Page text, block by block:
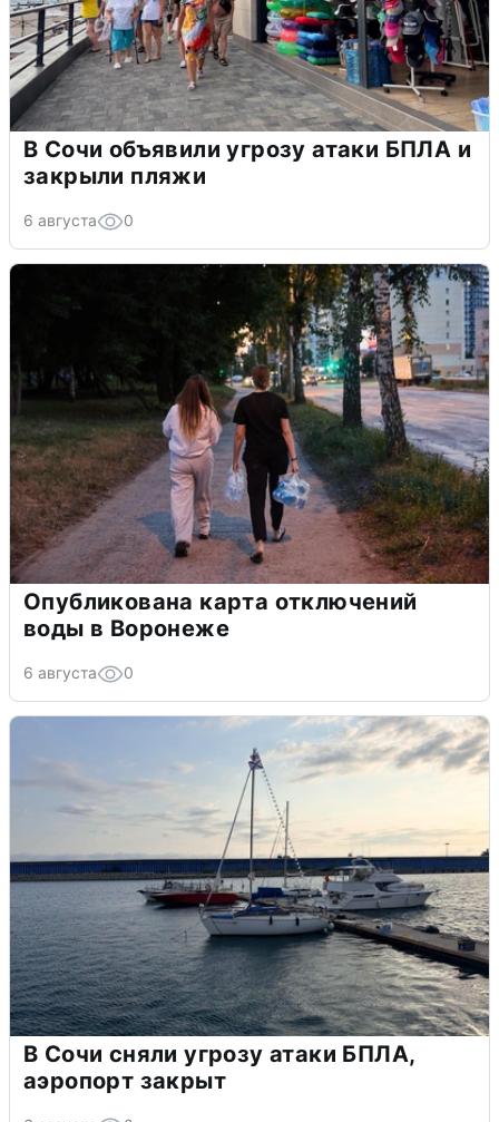
В Сочи объявили угрозу атаки БПЛА и
закрыли пляжи
6 августа 0
Опубликована карта отключений
воды в Воронеже
6 августа 0
В Сочи сняли угрозу атаки БПЛА,
аэропорт закрыт